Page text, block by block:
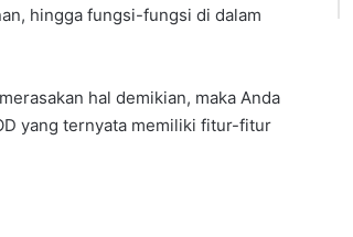
hingga fungsi-fungsi di dalam
hal demikian, maka Anda
yang ternyata memiliki fitur-fitur